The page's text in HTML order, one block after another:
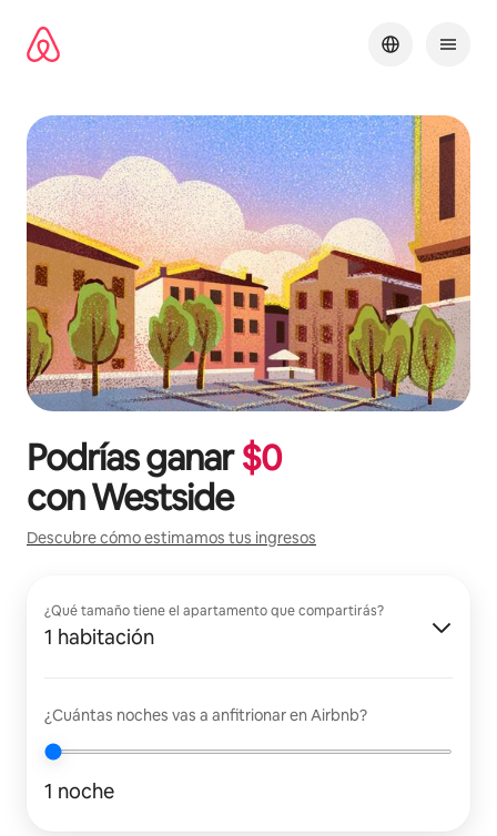
contenido
Podrías ganar$0
conWestside
Descubre cómo estimamos tus ingresos
¿Qué tamaño tiene el apartamento que compartirás?
1 habitación
¿Cuántas noches vas a anfitrionar en Airbnb?
1 noche